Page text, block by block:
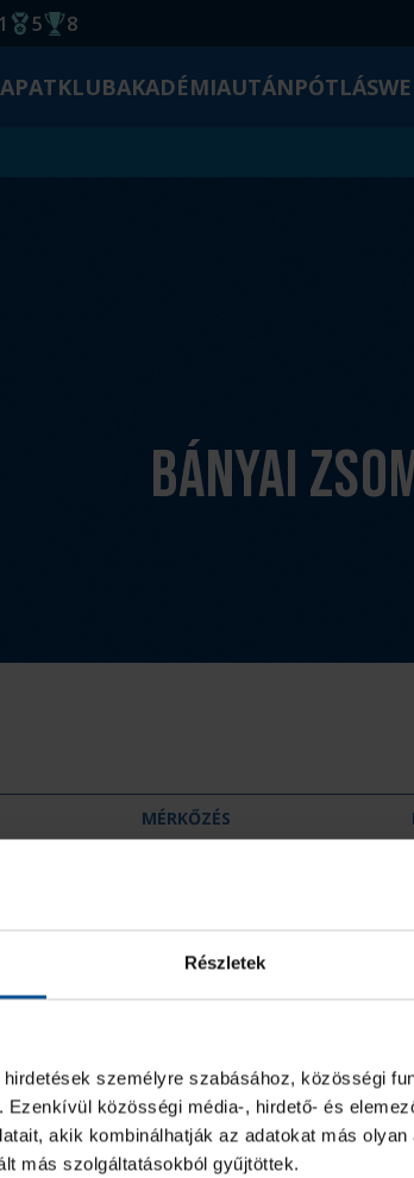
Részletek
személyre szabásához, közösségi
Ezenkívül közösségi média-, hirdető- és
akik kombinálhatják az adatokat más
más szolgáltatásokból gyűjtöttek.
kupagyőzelem 2014
1
Magyar Bajnoki cím
5
Magyar-Kupa győzelem
8
KLUBAKADÉMIAUTÁNPÓTLÁS
Bányai
MÉRKŐZÉS